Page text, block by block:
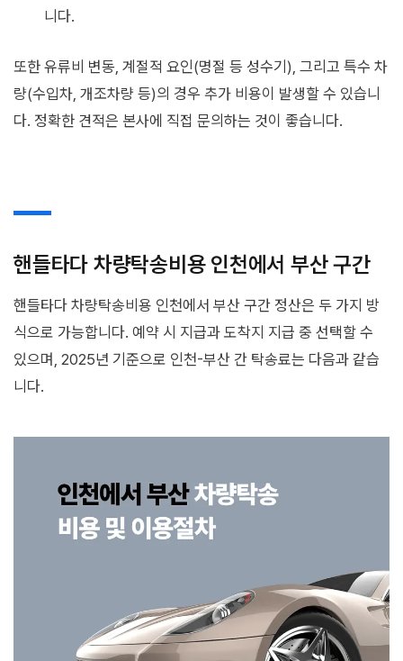
니다.
또한 유류비 변동, 계절적 요인(명절 등 성수기), 그리고 특수 차
량(수입차, 개조차량 등)의 경우 추가 비용이 발생할 수 있습니
다. 정확한 견적은 본사에 직접 문의하는 것이 좋습니다.
핸들타다 차량탁송비용 인천에서 부산 구간
핸들타다 차량탁송비용 인천에서 부산 구간 정산은 두 가지 방
식으로 가능합니다. 예약 시 지급과 도착지 지급 중 선택할 수
있으며, 2025년 기준으로 인천-부산 간 탁송료는 다음과 같습
니다.